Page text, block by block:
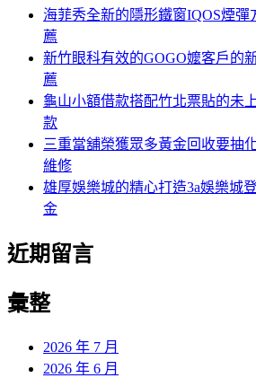
海菲秀全新的隱形鐵窗IQOS煙彈
薦
新竹眼科有效的GOGO嬤客戶的
薦
龜山小額借款搭配竹北票貼的未
款
三重當舖榮獲眾多黃金回收要抽
維修
雄厚娛樂城的精心打造3a娛樂城
金
近期留言
彙整
2026 年 7 月
2026 年 6 月